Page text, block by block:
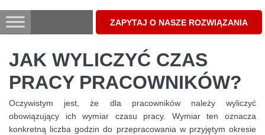
ZAPYTAJ O NASZE ROZWIĄZANIA
JAK WYLICZYĆ CZAS
PRACY PRACOWNIKÓW?
Oczywistym jest, że dla pracowników należy wyliczyć
obowiązujący ich wymiar czasu pracy. Wymiar ten oznacza
konkretną liczba godzin do przepracowania w przyjętym okresie